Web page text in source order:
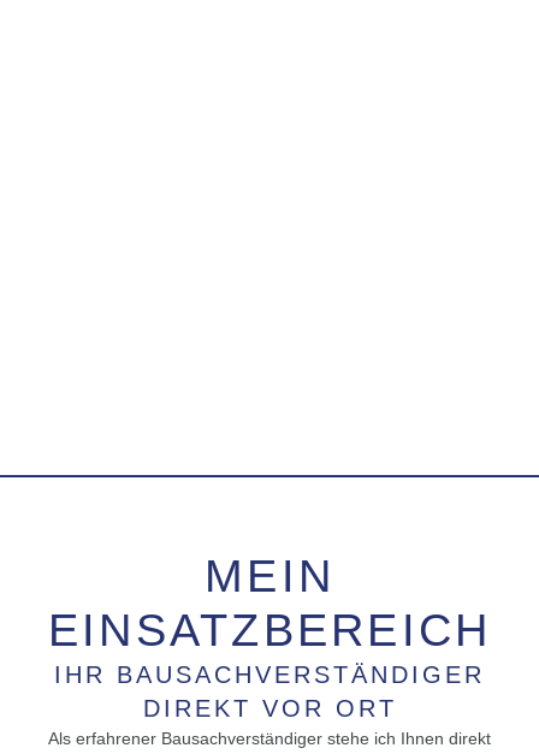
MEIN
EINSATZBEREICH
IHR BAUSACHVERSTÄNDIGER
DIREKT VOR ORT
Als erfahrener Bausachverständiger stehe ich Ihnen direkt